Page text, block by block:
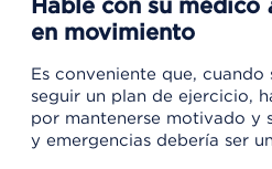
Hable con su médico
en movimiento
Es conveniente que,
seguir un plan de ejercicio,
por mantenerse motivado y
y emergencias debería ser